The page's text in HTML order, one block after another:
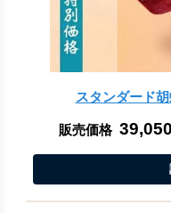
スタンダード
販売価格